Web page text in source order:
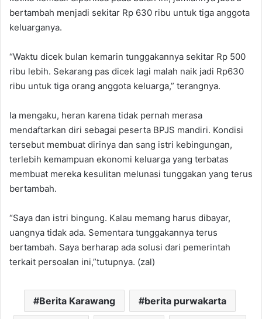
bertambah menjadi sekitar Rp 630 ribu untuk tiga anggota
keluarganya.
“Waktu dicek bulan kemarin tunggakannya sekitar Rp 500
ribu lebih. Sekarang pas dicek lagi malah naik jadi Rp630
ribu untuk tiga orang anggota keluarga,” terangnya.
‎‎Ia mengaku, heran karena tidak pernah merasa
mendaftarkan diri sebagai peserta BPJS mandiri. Kondisi
tersebut membuat dirinya dan sang istri kebingungan,
terlebih kemampuan ekonomi keluarga yang terbatas
membuat mereka kesulitan melunasi tunggakan yang terus
bertambah. ‎
“Saya dan istri bingung. Kalau memang harus dibayar,
uangnya tidak ada. Sementara tunggakannya terus
bertambah. Saya berharap ada solusi dari pemerintah
terkait persoalan ini,”tutupnya. (zal)
Berita Karawang berita purwakarta